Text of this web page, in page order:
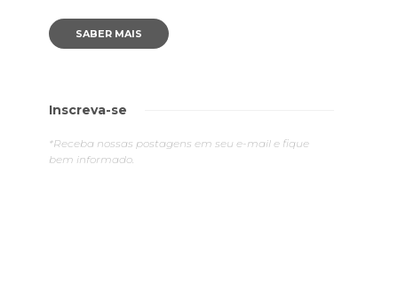
SABER MAIS
Inscreva-se
*Receba nossas postagens em seu e-mail e fique
bem informado.